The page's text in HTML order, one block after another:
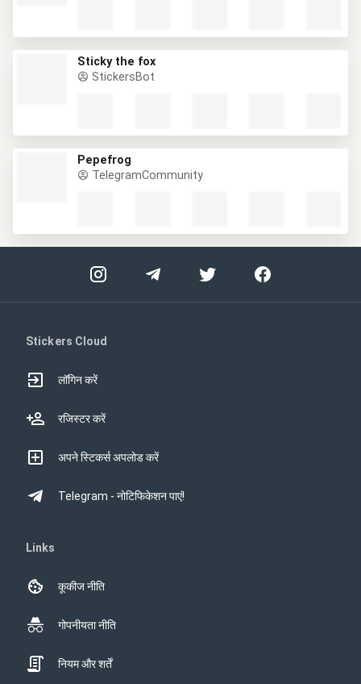
Sticky the fox
StickersBot
Pepefrog
TelegramCommunity
Stickers Cloud
लॉगिन करें
रजिस्टर करें
अपने स्टिकर्स अपलोड करें
Telegram - नोटिफिकेशन पाएं!
Links
कूकीज नीति
गोपनीयता नीति
नियम और शर्तें